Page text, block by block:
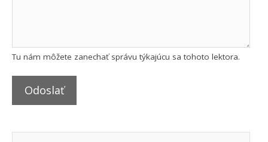
Tu nám môžete zanechať správu týkajúcu sa tohoto lektora.
Odoslať